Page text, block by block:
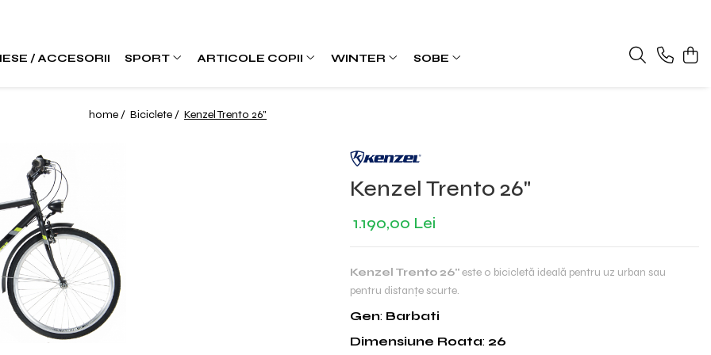
/ ACCESORII SPORT ARTICOLE COPII WINTER SOBE
home / Biciclete / Kenzel Trento 26"
Kenzel Trento 26"
1.190,00 Lei
Kenzel Trento 26"este o bicicletă ideală pentru uz urban sau
pentru distanțe scurte.
Gen: Barbati
Dimensiune Roata: 26